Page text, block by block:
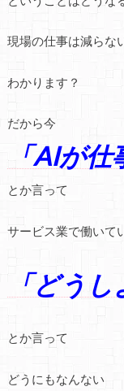
現場の仕事は減らな
わかります？
だから今
「AIが仕
とか言って
サービス業で働いて
「どうし
とか言って
どうにもなんない